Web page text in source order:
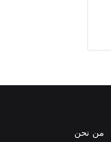
من نحن